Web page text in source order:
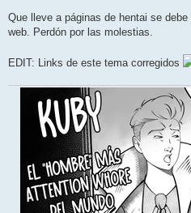
e
Que lleve a páginas de hentai se
web. Perdón por las molestias.
EDIT: Links de este tema corregidos